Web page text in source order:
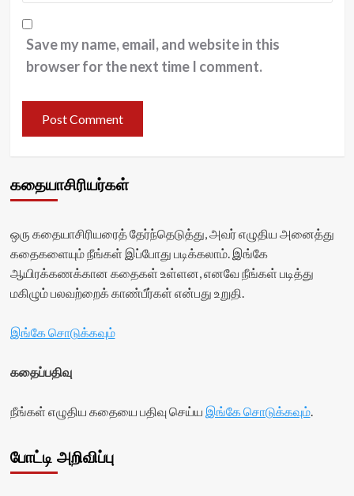
Save my name, email, and website in this
browser for the next time I comment.
கதையாசிரியர்கள்
ஒரு கதையாசிரியரைத் தேர்ந்தெடுத்து, அவர் எழுதிய அனைத்து
கதைகளையும் நீங்கள் இப்போது படிக்கலாம். இங்கே
ஆயிரக்கணக்கான கதைகள் உள்ளன, எனவே நீங்கள் படித்து
மகிழும் பலவற்றைக் காண்பீர்கள் என்பது உறுதி.
இங்கே சொடுக்கவும்
கதைப்பதிவு
நீங்கள் எழுதிய கதையை பதிவு செய்ய இங்கே சொடுக்கவும்.
போட்டி அறிவிப்பு